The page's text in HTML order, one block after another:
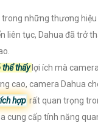
những thương
liên tục, Dahua đã trở
thấy lợi ích mà
cao, camera Dahua
hợp rất quan trọng
cung cấp tính năng